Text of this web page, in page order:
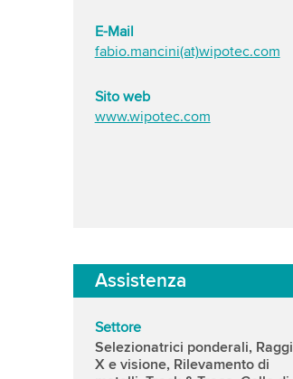
E-Mail
fabio.mancini(at)wipotec.com
Sito web
www.wipotec.com
Assistenza
Settore
Selezionatrici ponderali, Raggi
X e visione, Rilevamento di